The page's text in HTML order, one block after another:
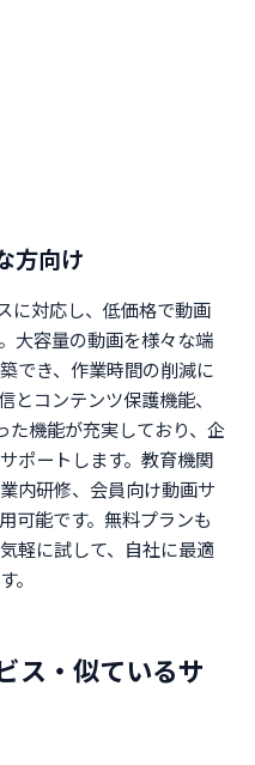
方向け
に対応し、低価格で動画
大容量の動画を様々な端
でき、作業時間の削減に
とコンテンツ保護機能、
た機能が充実しており、企
ポートします。教育機関
内研修、会員向け動画サ
可能です。無料プランも
軽に試して、自社に最適
。
ス・似ているサ